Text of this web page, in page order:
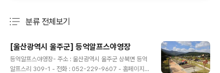
분류 전체보기
[울산광역시 울주군] 등억알프스야영장
등억알프스야영장- 주소 : 울산광역시 울주군 상북면 등억
알프스리 309-1 - 전화 : 052-229-9607 - 홈페이지 :